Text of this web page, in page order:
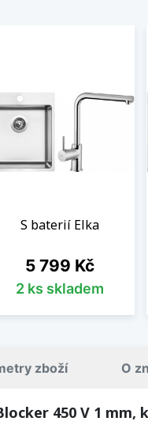
S baterií Elka
Cena
5 799 Kč
2 ks skladem
zboží O
450 V 1 mm,